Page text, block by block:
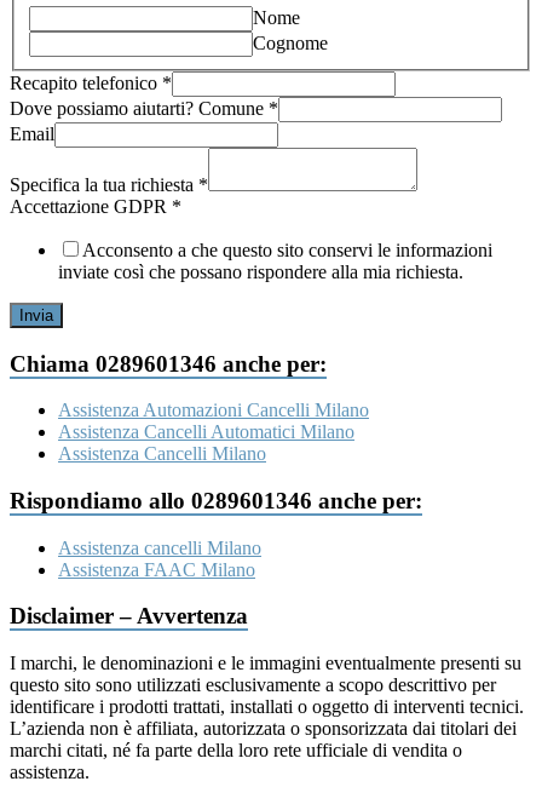
Nome
Cognome
Recapito telefonico *
aiutarti?
Email
GDPR
Dove possiamo aiutarti? Comune *
Email
Specifica la tua richiesta *
Accettazione GDPR *
Acconsento a che questo sito conservi le informazioni
inviate così che possano rispondere alla mia richiesta.
Invia
Chiama 0289601346 anche per:
Assistenza Automazioni Cancelli Milano
Assistenza Cancelli Automatici Milano
Assistenza Cancelli Milano
Rispondiamo allo 0289601346 anche per:
Assistenza cancelli Milano
Assistenza FAAC Milano
Disclaimer – Avvertenza
I marchi, le denominazioni e le immagini eventualmente presenti su
questo sito sono utilizzati esclusivamente a scopo descrittivo per
identificare i prodotti trattati, installati o oggetto di interventi tecnici.
L’azienda non è affiliata, autorizzata o sponsorizzata dai titolari dei
marchi citati, né fa parte della loro rete ufficiale di vendita o
assistenza.